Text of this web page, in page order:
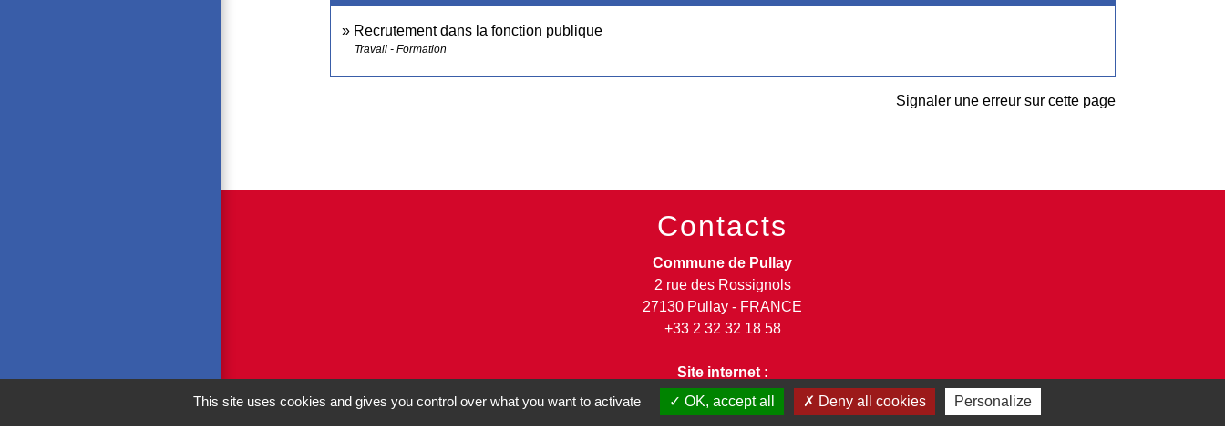
Recrutement dans la fonction publique
Travail - Formation
Signaler une erreur sur cette page
Contacts
Commune de Pullay
2 rue des Rossignols
27130 Pullay - FRANCE
+33 2 32 32 18 58
Site internet :
www.pullay.fr
This site uses cookies and gives you control over what you want to activate OK, accept all Deny all cookies Personalize